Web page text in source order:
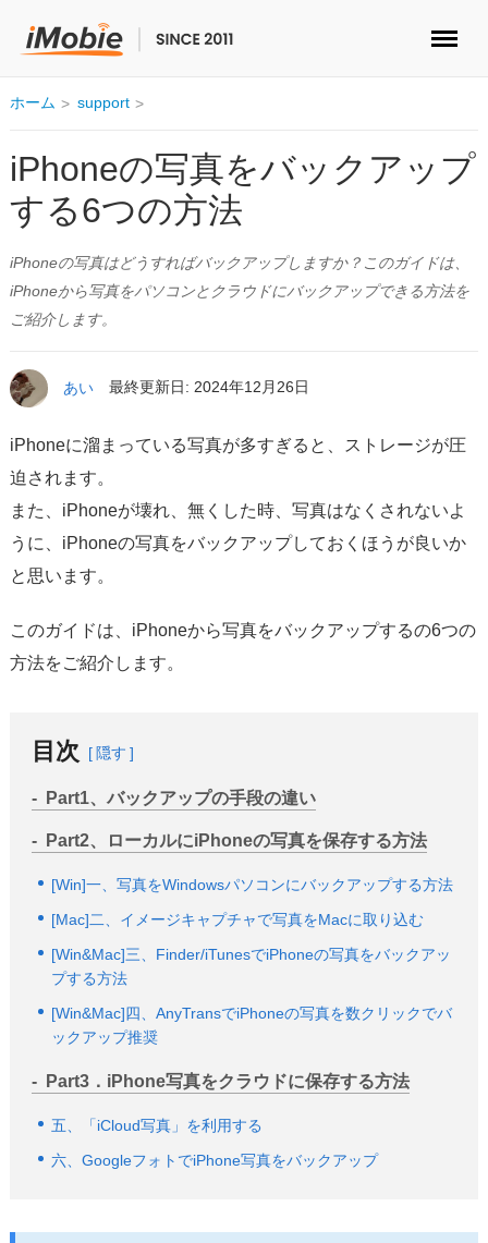
ロック解除&データ復元
データ転送
マルチメディア
便利ツール
ソリューション
ストア
ダウンロード
サポート
言語選択
ホーム support
iPhoneの写真をバックアップ
する6つの方法
iPhoneの写真はどうすればバックアップしますか？このガイドは、
iPhoneから写真をパソコンとクラウドにバックアップできる方法を
ご紹介します。
あい 最終更新日: 2024年12月26日
iPhoneに溜まっている写真が多すぎると、ストレージが圧
迫されます。
また、iPhoneが壊れ、無くした時、写真はなくされないよ
うに、iPhoneの写真をバックアップしておくほうが良いか
と思います。
このガイドは、iPhoneから写真をバックアップするの6つの
方法をご紹介します。
目次 隠す
Part1、バックアップの手段の違い
Part2、ローカルにiPhoneの写真を保存する方法
[Win]一、写真をWindowsパソコンにバックアップする方法
[Mac]二、イメージキャプチャで写真をMacに取り込む
[Win&Mac]三、Finder/iTunesでiPhoneの写真をバックアッ
プする方法
[Win&Mac]四、AnyTransでiPhoneの写真を数クリックでバ
ックアップ推奨
Part3．iPhone写真をクラウドに保存する方法
五、「iCloud写真」を利用する
六、GoogleフォトでiPhone写真をバックアップ